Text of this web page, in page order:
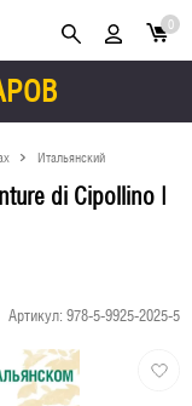
0
Итальянский
di Cipollino |
Артикул: 978-5-9925-2025-5